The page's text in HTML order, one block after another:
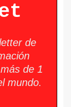
de
de 1
mundo.